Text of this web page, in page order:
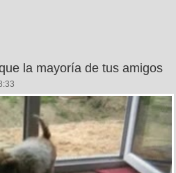
la mayoría de tus amigos